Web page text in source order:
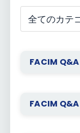
FACIM Q&A
FACIM Q&A